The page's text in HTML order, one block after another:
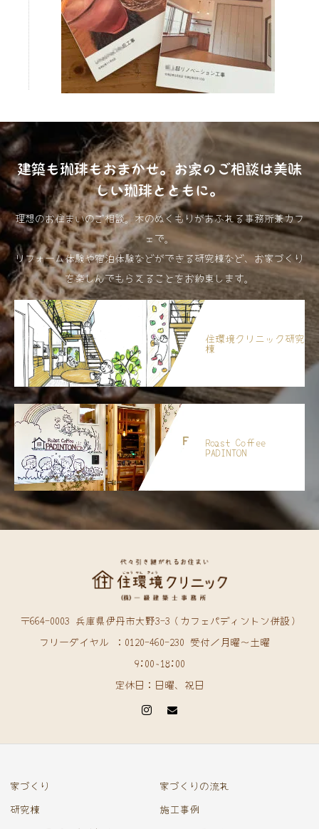
建築も珈琲もおまかせ。お家のご相談は美味
しい珈琲とともに。
理想のお住まいのご相談。木のぬくもりがあふれる事務所兼カフ
ェで。
リフォーム体験や宿泊体験などができる研究棟など、お家づくり
を楽しんでもらえることをお約束します。
住環境クリニック研究
棟
Roast Coffee
PADINTON
〒664-0003 兵庫県伊丹市大野3-3（カフェパディントン併設）
フリーダイヤル ：0120-460-230 受付／月曜〜土曜
9:00~18:00
定休日：日曜、祝日
家づくり
家づくりの流れ
研究棟
施工事例